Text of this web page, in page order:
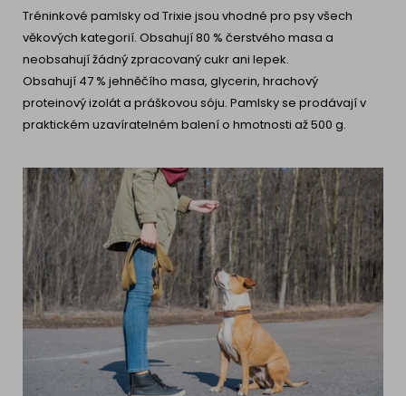
Tréninkové pamlsky od Trixie jsou vhodné pro psy všech
věkových kategorií. Obsahují 80 % čerstvého masa a
neobsahují žádný zpracovaný cukr ani lepek.
Obsahují 47 % jehněčího masa, glycerin, hrachový
proteinový izolát a práškovou sóju. Pamlsky se prodávají v
praktickém uzavíratelném balení o hmotnosti až 500 g.